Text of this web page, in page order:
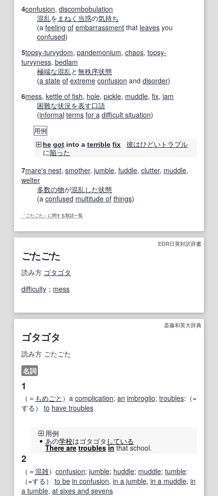
4confusion, discombobulation
混乱を まねく 当惑の気持ち
(a feeling of embarrassment that leaves you
confused)
5topsy-turvydom, pandemonium, chaos, topsy-
turvyness, bedlam
極端な混乱と無秩序状態
(a state of extreme confusion and disorder)
6mess, kettle of fish, hole, pickle, muddle, fix, jam
困難な状況を表す口語
(informal terms for a difficult situation)
用例
he got into a terrible fix 彼はひどい トラブル
に陥った
7mare's nest, smother, jumble, fuddle, clutter, muddle,
welter
多数の物が混乱した状態
(a confused multitude of things)
「ごたごた」に関する類語一覧
EDR日英対訳辞書
ごたごた
読み方 ゴタゴタ
difficulty ； mess
斎藤和英大辞典
ゴタゴタ
読み方 ごたごた
名詞
1
（＝ もめごと ）a complication; an imbroglio; troubles:（=
する） to have troubles
用例
あの学校はゴタゴタ している
There are troubles inthat school.
2
（＝混雑） confusion; jumble; huddle; muddle; tumble:
（=する） to be in confusion, in a jumble, in a muddle, in
a tumble, at sixes and sevens